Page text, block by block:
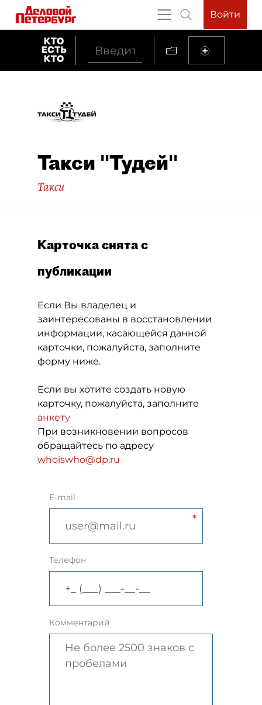
Войти
Такси "Тудей"
Такси
Карточка снята с
публикации
Если Вы владелец и
заинтересованы в восстановлении
информации, касающейся данной
карточки, пожалуйста, заполните
форму ниже.
Если вы хотите создать новую
карточку, пожалуйста, заполните
анкету
При возникновении вопросов
обращайтесь по адресу
whoiswho@dp.ru
E-mail
Телефон
Комментарий